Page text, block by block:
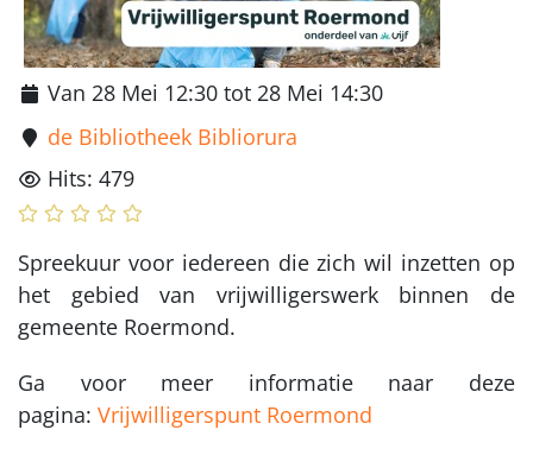
Van 28 Mei 12:30 tot 28 Mei 14:30
de Bibliotheek Bibliorura
Hits: 479
Spreekuur voor iedereen die zich wil inzetten op
het gebied van vrijwilligerswerk binnen de
gemeente Roermond.
Ga voor meer informatie naar deze
pagina: Vrijwilligerspunt Roermond